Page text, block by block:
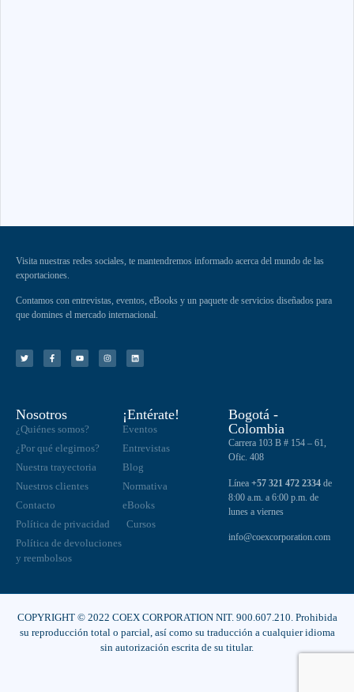
Visita nuestras redes sociales, te mantendremos informado acerca del mundo de las
exportaciones.
Contamos con entrevistas, eventos, eBooks y un paquete de servicios diseñados para
que domines el mercado internacional.
Nosotros
¿Quiénes somos?
¿Por qué elegirnos?
Nuestra trayectoria
Nuestros clientes
Contacto
Política de privacidad
Política de devoluciones
y reembolsos
¡Entérate!
Eventos
Entrevistas
Blog
Normativa
eBooks
Cursos
Bogotá -
Colombia
Carrera 103 B # 154 – 61,
Ofic. 408
Línea +57 321 472 2334de
8:00 a.m. a 6:00 p.m. de
lunes a viernes
info@coexcorporation.com
COPYRIGHT © 2022 COEX CORPORATION NIT. 900.607.210. Prohibida
su reproducción total o parcial, así como su traducción a cualquier idioma
sin autorización escrita de su titular.